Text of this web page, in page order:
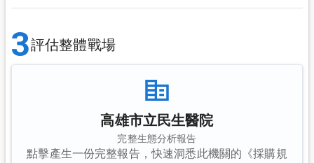
3評估整體戰場
高雄市立民生醫院
完整生態分析報告
點擊產生一份完整報告，快速洞悉此機關的《採購規